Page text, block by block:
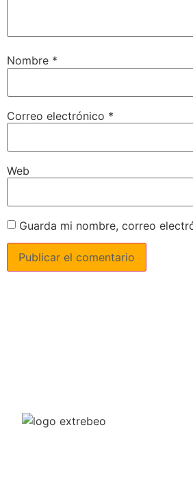
Nombre *
Correo electrónico *
Web
Guarda mi nombre, correo